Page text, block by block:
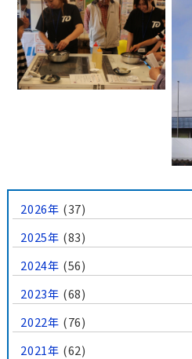
2026年 (37)
2025年 (83)
2024年 (56)
2023年 (68)
2022年 (76)
2021年 (62)